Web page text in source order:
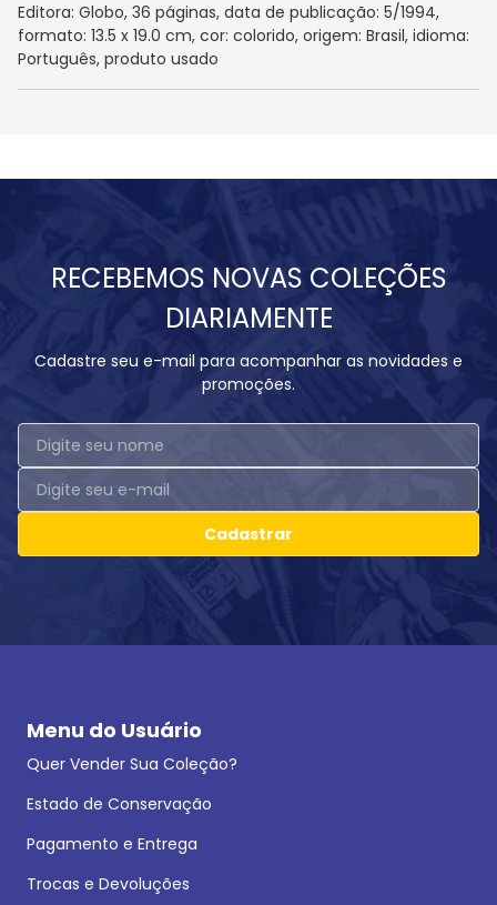
Editora: Globo, 36 páginas, data de publicação: 5/1994,
formato: 13.5 x 19.0 cm, cor: colorido, origem: Brasil, idioma:
Português, produto usado
RECEBEMOS NOVAS COLEÇÕES
DIARIAMENTE
Cadastre seu e-mail para acompanhar as novidades e
promoções.
Cadastrar
Menu do Usuário
Quer Vender Sua Coleção?
Estado de Conservação
Pagamento e Entrega
Trocas e Devoluções